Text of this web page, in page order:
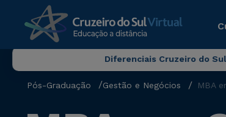
Diferenciais Cruzeiro do Sul
Pós-Graduação Gestão e Negócios MBA